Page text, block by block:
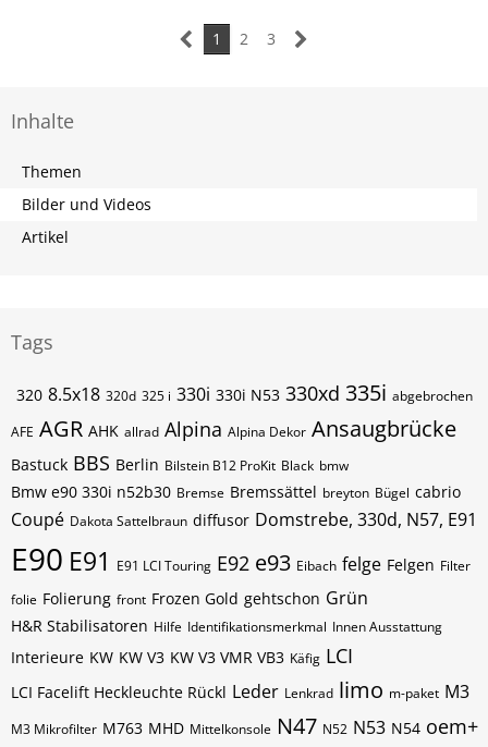
1 2 3
Inhalte
Themen
Bilder und Videos
Artikel
Tags
320 8.5x18 320d 325 i 330i 330i N53 330xd 335i abgebrochen
AFE AGR AHK allrad Alpina Alpina Dekor Ansaugbrücke
Bastuck BBS Berlin Bilstein B12 ProKit Black bmw
Bmw e90 330i n52b30 Bremse Bremssättel breyton Bügel cabrio
Coupé Dakota Sattelbraun diffusor Domstrebe, 330d, N57, E91
E90 E91 E91 LCI Touring E92 e93 Eibach felge Felgen Filter
folie Folierung front Frozen Gold gehtschon Grün
H&R Stabilisatoren Hilfe Identifikationsmerkmal Innen Ausstattung
Interieure KW KW V3 KW V3 VMR VB3 Käfig LCI
LCI Facelift Heckleuchte Rückl Leder Lenkrad limo m-paket M3
M3 Mikrofilter M763 MHD Mittelkonsole N47 N52 N53 N54 oem+